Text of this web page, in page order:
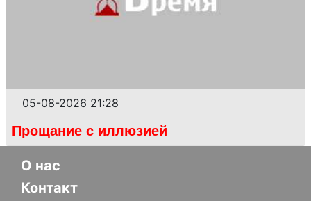
05-08-2026 21:28
Прощание с иллюзией
О нас
Контакт